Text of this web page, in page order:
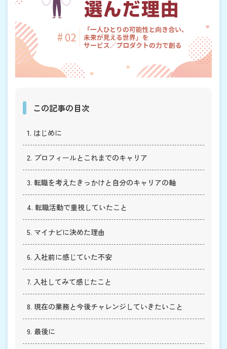
この記事の目次
1. はじめに
2. プロフィールとこれまでのキャリア
3. 転職を考えたきっかけと自分のキャリアの軸
4. 転職活動で重視していたこと
5. マイナビに決めた理由
6. 入社前に感じていた不安
7. 入社してみて感じたこと
8. 現在の業務と今後チャレンジしていきたいこと
9. 最後に